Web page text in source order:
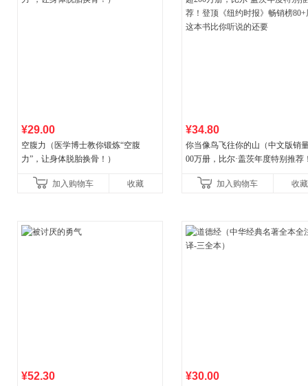
¥29.00
空腹力（医学博士教你锻炼“空腹
力”，让身体脱胎换骨！）
加入购物车 收藏
¥34.80
你当像鸟飞往你的山（中文版销
00万册，比尔·盖茨年度特别推荐
比你听说的还要
加入购物车 收藏
¥52.30 ¥30.00